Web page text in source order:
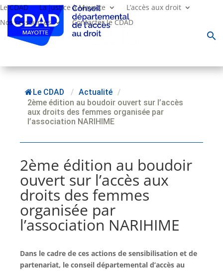
Le CDAD La justice à Mayotte
L’accès aux droit
Nos ressources
Contacter le CDAD
search
Le CDAD / Actualité /
2ème édition au boudoir ouvert sur l’accès
aux droits des femmes organisée par
l’association NARIHIME
2ème édition au boudoir
ouvert sur l’accès aux
droits des femmes
organisée par
l’association NARIHIME
Dans le cadre de ces actions de sensibilisation et de
partenariat, le conseil départemental d’accès au